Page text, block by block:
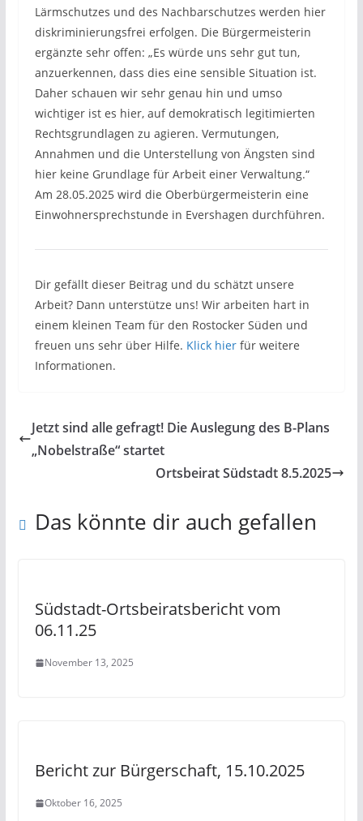
Lärmschutzes und des Nachbarschutzes werden hier
diskriminierungsfrei erfolgen. Die Bürgermeisterin
ergänzte sehr offen: „Es würde uns sehr gut tun,
anzuerkennen, dass dies eine sensible Situation ist.
Daher schauen wir sehr genau hin und umso
wichtiger ist es hier, auf demokratisch legitimierten
Rechtsgrundlagen zu agieren. Vermutungen,
Annahmen und die Unterstellung von Ängsten sind
hier keine Grundlage für Arbeit einer Verwaltung.“
Am 28.05.2025 wird die Oberbürgermeisterin eine
Einwohnersprechstunde in Evershagen durchführen.
Dir gefällt dieser Beitrag und du schätzt unsere
Arbeit? Dann unterstütze uns! Wir arbeiten hart in
einem kleinen Team für den Rostocker Süden und
freuen uns sehr über Hilfe. Klick hierfür weitere
Informationen.
Jetzt sind alle gefragt! Die Auslegung des B-Plans
„Nobelstraße“ startet
Ortsbeirat Südstadt 8.5.2025
Das könnte dir auch gefallen
Südstadt-Ortsbeiratsbericht vom
06.11.25
November 13, 2025
Bericht zur Bürgerschaft, 15.10.2025
Oktober 16, 2025